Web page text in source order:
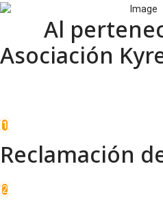
Al
Asociación
1
Reclamación
2